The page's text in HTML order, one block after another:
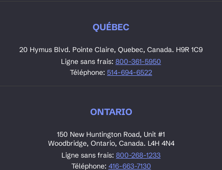
20 Hymus Blvd. Pointe Claire, Quebec, Canada. H9R 1C9
Ligne sans frais: 800-361-5950
Téléphone: 514-694-6522
QUÉBEC
150 New Huntington Road, Unit #1
Woodbridge, Ontario, Canada. L4H 4N4
Ligne sans frais: 800-268-1233
Téléphone: 416-663-7130
ONTARIO